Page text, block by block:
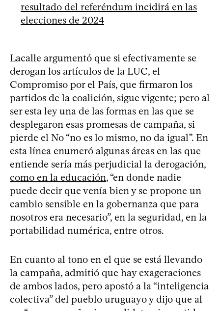
resultado del referéndum incidirá en las
elecciones de 2024
Lacalle argumentó que si efectivamente se
derogan los artículos de la LUC, el
Compromiso por el País, que firmaron los
partidos de la coalición, sigue vigente; pero al
ser esta ley una de las formas en las que se
desplegaron esas promesas de campaña, si
pierde el No “no es lo mismo, no da igual”. En
esta línea enumeró algunas áreas en las que
entiende sería más perjudicial la derogación,
como en la educación, “en donde nadie
puede decir que venía bien y se propone un
cambio sensible en la gobernanza que para
nosotros era necesario”, en la seguridad, en la
portabilidad numérica, entre otros.
En cuanto al tono en el que se está llevando
la campaña, admitió que hay exageraciones
de ambos lados, pero apostó a la “inteligencia
colectiva” del pueblo uruguayo y dijo que al